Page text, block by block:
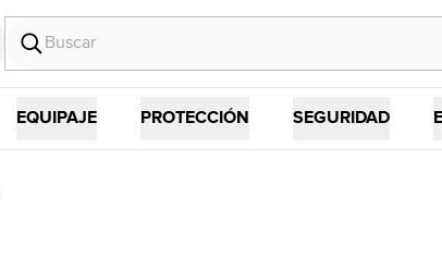
EQUIPAJE PROTECCIÓN SEGURIDAD